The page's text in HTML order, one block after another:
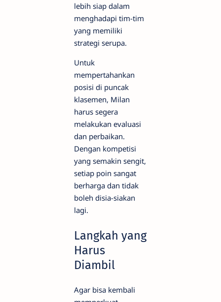
lebih siap dalam
menghadapi tim-tim
yang memiliki
strategi serupa.
Untuk
mempertahankan
posisi di puncak
klasemen, Milan
harus segera
melakukan evaluasi
dan perbaikan.
Dengan kompetisi
yang semakin sengit,
setiap poin sangat
berharga dan tidak
boleh disia-siakan
lagi.
Langkah yang
Harus
Diambil
Agar bisa kembali